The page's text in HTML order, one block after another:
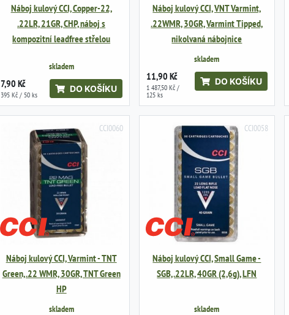
Náboj kulový CCI, Copper-22,
.22LR, 21GR, CHP, náboj s
kompozitní leadfree střelou
skladem
7,90 Kč
395 Kč / 50 ks
DO KOŠÍKU
Náboj kulový CCI, VNT Varmint,
.22WMR, 30GR, Varmint Tipped,
nikolvaná nábojnice
skladem
11,90 Kč
1 487,50 Kč /
125 ks
DO KOŠÍKU
CCI0060
Náboj kulový CCI, Varmint - TNT
Green, .22 WMR, 30GR, TNT Green
HP
skladem
CCI0058
Náboj kulový CCI, Small Game -
SGB, .22LR, 40GR (2,6g), LFN
skladem